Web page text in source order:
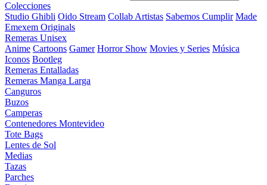
Colecciones
Studio Ghibli Oido Stream Collab Artistas Sabemos Cumplir Made
Emexem Originals
Remeras Unisex
Anime Cartoons Gamer Horror Show Movies y Series Música
Iconos Bootleg
Remeras Entalladas
Remeras Manga Larga
Canguros
Buzos
Camperas
Contenedores Montevideo
Tote Bags
Lentes de Sol
Medias
Tazas
Parches